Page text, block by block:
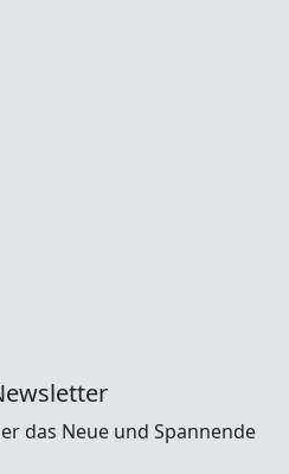
das Neue und Spannende